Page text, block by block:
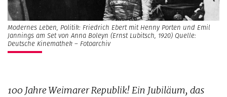
Modernes Leben, Politik: Friedrich Ebert mit Henny Porten und Emil
Jannings am Set von Anna Boleyn (Ernst Lubitsch, 1920) Quelle:
Deutsche Kinemathek – Fotoarchiv
100 Jahre Weimarer Republik! Ein Jubiläum, das